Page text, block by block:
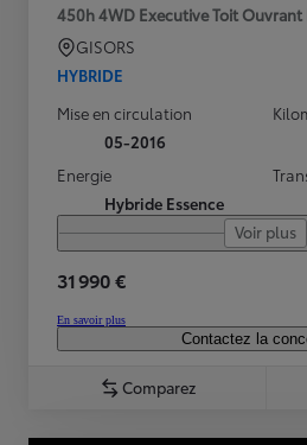
450h 4WD Executive Toit Ouvrant
GISORS
HYBRIDE
Mise en circulation
05-2016
Energie
Hybride Essence
Voir plus
31 990 €
En savoir plus
Contactez la
Comparez